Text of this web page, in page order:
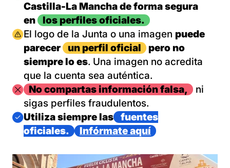
Castilla-La Mancha de forma segura
en
los perfiles oficiales.
Imagen
El logo de la Junta o una imagen puede
parecer
un perfil oficial
pero no
siempre lo es. Una imagen no acredita
que la cuenta sea auténtica.
ImagenNo compartas información falsa,
ni
sigas perfiles fraudulentos.
Imagen
Utiliza siempre las
fuentes
oficiales.
Infórmate aquí